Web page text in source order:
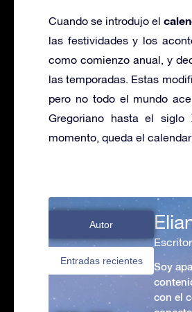
Cuando se introdujo el
las festividades y los
como comienzo anual, y
las temporadas. Estas
pero no todo el mundo
Gregoriano hasta el siglo
momento, queda el
Autor
Entradas recientes
Soy
con el